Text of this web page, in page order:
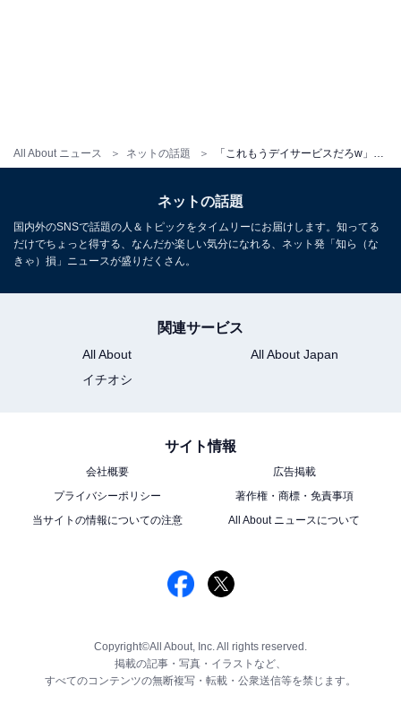
All About ニュース ネットの話題 「これもうデイサービスだろw」元HKT48が主催するバスツアーに反響「マジおもしろい」「涙出るほど笑った」
ネットの話題
国内外のSNSで話題の人＆トピックをタイムリーにお届けします。知ってる
だけでちょっと得する、なんだか楽しい気分になれる、ネット発「知ら（な
きゃ）損」ニュースが盛りだくさん。
関連サービス
All About
All About Japan
イチオシ
サイト情報
会社概要
広告掲載
プライバシーポリシー
著作権・商標・免責事項
当サイトの情報についての注意
All About ニュースについて
Copyright©All About, Inc. All rights reserved.
掲載の記事・写真・イラストなど、
すべてのコンテンツの無断複写・転載・公衆送信等を禁じます。